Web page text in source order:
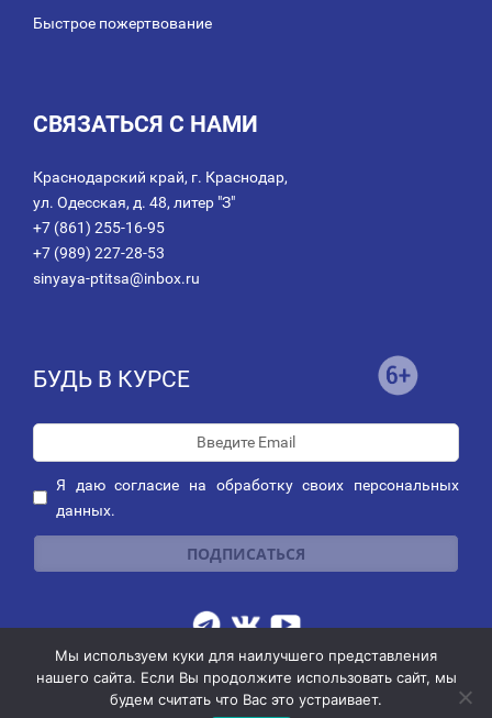
Быстрое пожертвование
СВЯЗАТЬСЯ С НАМИ
Краснодарский край, г. Краснодар,
ул. Одесская, д. 48, литер "З"
+7 (861) 255-16-95
+7 (989) 227-28-53
sinyaya-ptitsa@inbox.ru
БУДЬ В КУРСЕ
Я даюсогласие на обработку своих персональных
данных.
Публичная оферта о заключении договора пожертвования
Политика обработки персональных данных
Политика рассылок
© 2014-2026 АНО благотворительных и социальных программ
Мы используем куки для наилучшего представления
нашего сайта. Если Вы продолжите использовать сайт, мы
будем считать что Вас это устраивает.